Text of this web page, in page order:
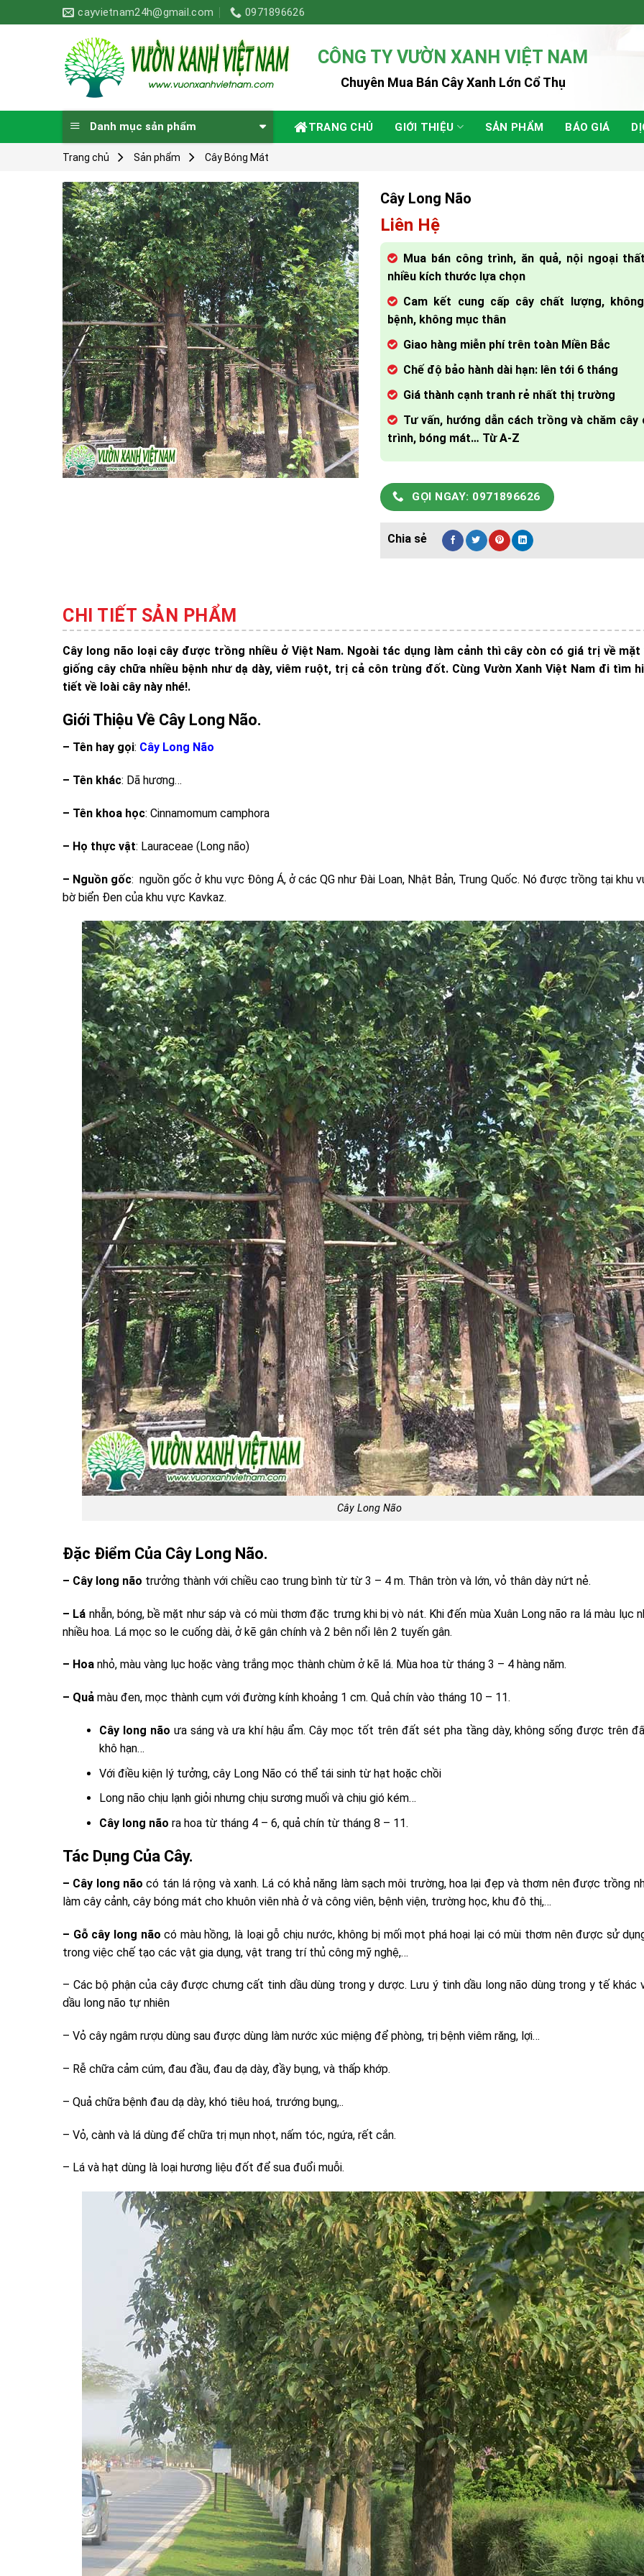
to
cayvietnam24h@gmail.com 0971896626
CÔNG TY VƯỜN XANH VIỆT NAM
Chuyên Mua Bán Cây Xanh Lớn Cổ Thụ
Danh mục sản phẩm TRANG CHỦ GIỚI THIỆU SẢN PHẨM BÁO GIÁ
Trang chủ Sản phẩm Cây Bóng Mát
Cây Long Não
Liên Hệ
Mua bán công trình, ăn quả, nội ngoại
nhiều kích thước lựa chọn
Cam kết cung cấp cây chất lượng,
bệnh, không mục thân
Giao hàng miễn phí trên toàn Miền Bắc
Chế độ bảo hành dài hạn: lên tới 6 tháng
Giá thành cạnh tranh rẻ nhất thị trường
Tư vấn, hướng dẫn cách trồng và chăm cây
trình, bóng mát… Từ A-Z
GỌI NGAY: 0971896626
CHI TIẾT SẢN PHẨM
Cây long não loại cây được trồng nhiều ở Việt Nam. Ngoài tác dụng làm cảnh thì cây còn có giá trị về mặt
giống cây chữa nhiều bệnh như dạ dày, viêm ruột, trị cả côn trùng đốt. Cùng Vườn Xanh Việt Nam đi tìm
tiết về loài cây này nhé!.
Giới Thiệu Về Cây Long Não.
– Tên hay gọi: Cây Long Não
– Tên khác: Dã hương…
– Tên khoa học: Cinnamomum camphora
– Họ thực vật: Lauraceae (Long não)
– Nguồn gốc: nguồn gốc ở khu vực Đông Á, ở các QG như Đài Loan, Nhật Bản, Trung Quốc. Nó được trồng tại khu
bờ biển Đen của khu vực Kavkaz.
Cây Long Não
Đặc Điểm Của Cây Long Não.
– Cây long não trưởng thành với chiều cao trung bình từ từ 3 – 4 m. Thân tròn và lớn, vỏ thân dày nứt nẻ.
– Lá nhẵn, bóng, bề mặt như sáp và có mùi thơm đặc trưng khi bị vò nát. Khi đến mùa Xuân Long não ra lá màu lục
nhiều hoa. Lá mọc so le cuống dài, ở kẽ gân chính và 2 bên nổi lên 2 tuyến gân.
– Hoa nhỏ, màu vàng lục hoặc vàng trắng mọc thành chùm ở kẽ lá. Mùa hoa từ tháng 3 – 4 hàng năm.
– Quả màu đen, mọc thành cụm với đường kính khoảng 1 cm. Quả chín vào tháng 10 – 11.
Cây long não ưa sáng và ưa khí hậu ẩm. Cây mọc tốt trên đất sét pha tầng dày, không sống được trên
khô hạn…
Với điều kiện lý tưởng, cây Long Não có thể tái sinh từ hạt hoặc chồi
Long não chịu lạnh giỏi nhưng chịu sương muối và chịu gió kém…
Cây long não ra hoa từ tháng 4 – 6, quả chín từ tháng 8 – 11.
Tác Dụng Của Cây.
– Cây long não có tán lá rộng và xanh. Lá có khả năng làm sạch môi trường, hoa lại đẹp và thơm nên được trồng
làm cây cảnh, cây bóng mát cho khuôn viên nhà ở và công viên, bệnh viện, trường học, khu đô thị,…
– Gỗ cây long não có màu hồng, là loại gỗ chịu nước, không bị mối mọt phá hoại lại có mùi thơm nên được sử
trong việc chế tạo các vật gia dụng, vật trang trí thủ công mỹ nghệ,…
– Các bộ phận của cây được chưng cất tinh dầu dùng trong y dược. Lưu ý tinh dầu long não dùng trong y tế khác
dầu long não tự nhiên
– Vỏ cây ngâm rượu dùng sau được dùng làm nước xúc miệng để phòng, trị bệnh viêm răng, lợi…
– Rễ chữa cảm cúm, đau đầu, đau dạ dày, đầy bụng, và thấp khớp.
– Quả chữa bệnh đau dạ dày, khó tiêu hoá, trướng bụng,..
– Vỏ, cành và lá dùng để chữa trị mụn nhọt, nấm tóc, ngứa, rết cắn.
– Lá và hạt dùng là loại hương liệu đốt để sua đuổi muỗi.